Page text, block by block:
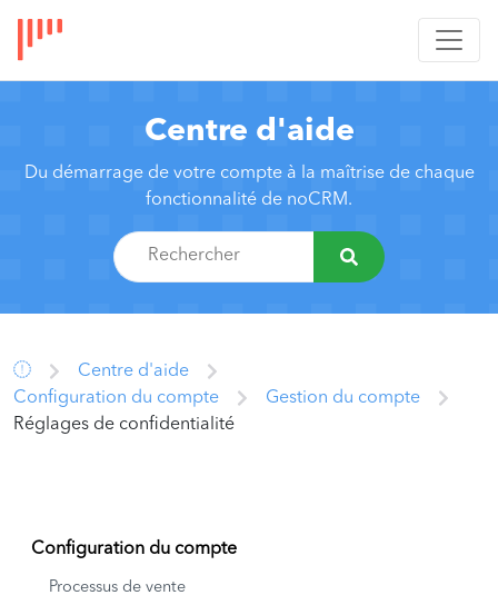
Centre d'aide
Du démarrage de votre compte à la maîtrise de chaque
fonctionnalité de noCRM.
Centre d'aide
Configuration du compte
Gestion du compte
Réglages de confidentialité
Configuration du compte
Processus de vente